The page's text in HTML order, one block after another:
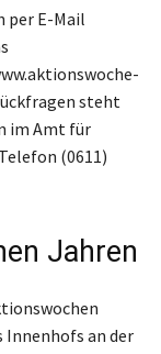
per E-Mail
steht
im Amt für
(0611)
Jahren
Innenhofs an der